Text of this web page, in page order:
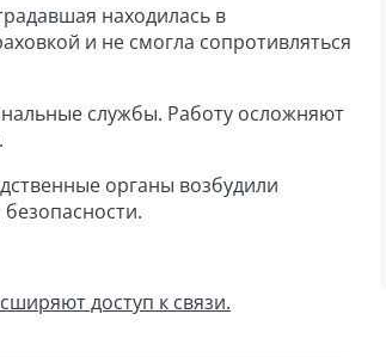
находилась в
и не смогла сопротивляться
службы. Работу осложняют
органы возбудили
доступ к связи.